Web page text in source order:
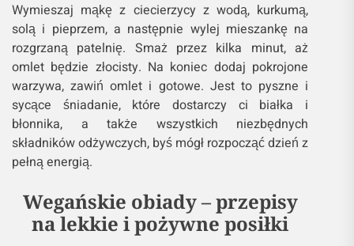
Wymieszaj mąkę z ciecierzycy z wodą, kurkumą,
solą i pieprzem, a następnie wylej mieszankę na
rozgrzaną patelnię. Smaż przez kilka minut, aż
omlet będzie złocisty. Na koniec dodaj pokrojone
warzywa, zawiń omlet i gotowe. Jest to pyszne i
sycące śniadanie, które dostarczy ci białka i
błonnika, a także wszystkich niezbędnych
składników odżywczych, byś mógł rozpocząć dzień z
pełną energią.
Wegańskie obiady – przepisy
na lekkie i pożywne posiłki